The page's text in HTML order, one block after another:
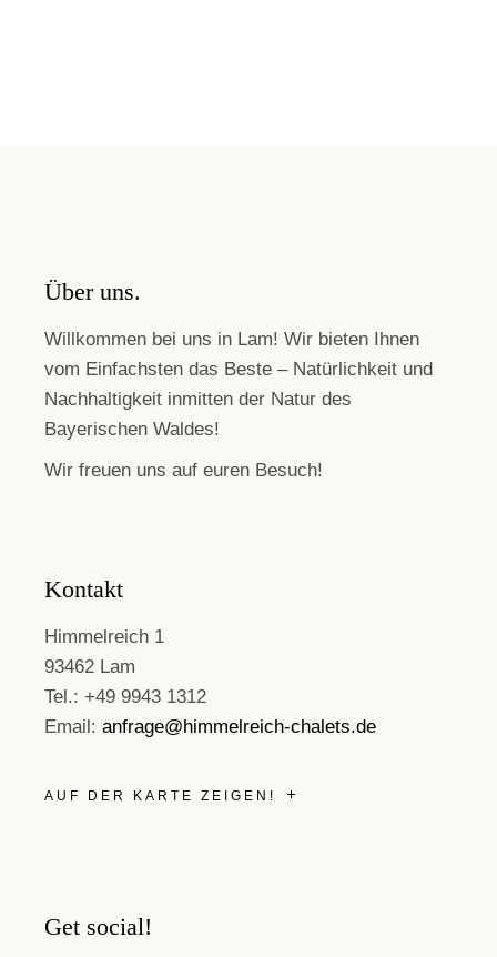
Über uns.
Willkommen bei uns in Lam! Wir bieten Ihnen
vom Einfachsten das Beste – Natürlichkeit und
Nachhaltigkeit inmitten der Natur des
Bayerischen Waldes!
Wir freuen uns auf euren Besuch!
Kontakt
Himmelreich 1
93462 Lam
Tel.: +49 9943 1312
Email: anfrage@himmelreich-chalets.de
AUF DER KARTE ZEIGEN!
Get social!